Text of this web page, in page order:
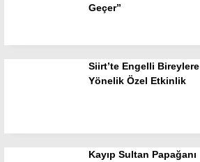
Geçer”
Siirt’te Engelli Bireylere
Yönelik Özel Etkinlik
Kayıp Sultan Papağanı